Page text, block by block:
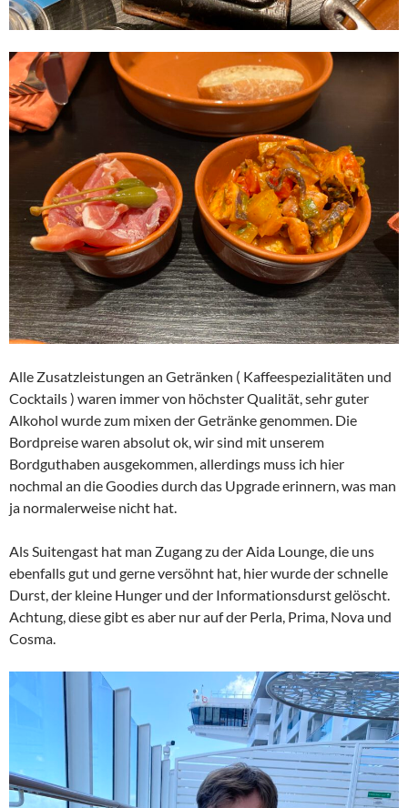
Alle Zusatzleistungen an Getränken ( Kaffeespezialitäten und
Cocktails ) waren immer von höchster Qualität, sehr guter
Alkohol wurde zum mixen der Getränke genommen. Die
Bordpreise waren absolut ok, wir sind mit unserem
Bordguthaben ausgekommen, allerdings muss ich hier
nochmal an die Goodies durch das Upgrade erinnern, was man
ja normalerweise nicht hat.
Als Suitengast hat man Zugang zu der Aida Lounge, die uns
ebenfalls gut und gerne versöhnt hat, hier wurde der schnelle
Durst, der kleine Hunger und der Informationsdurst gelöscht.
Achtung, diese gibt es aber nur auf der Perla, Prima, Nova und
Cosma.